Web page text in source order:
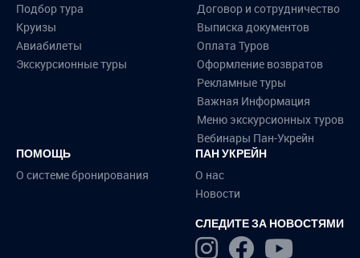
Подбор тура
Круизы
Авиабилеты
Экскурсионные туры
Договор и сотрудничество
Выписка документов
Оплата Туров
Оформление возвратов
Рекламные туры
Важная Информация
Меню экскурсионных туров
Вебинары Пан-Укрейн
ПОМОЩЬ
О системе бронирования
ПАН УКРЕЙН
О нас
Новости
СЛЕДИТЕ ЗА НОВОСТЯМИ